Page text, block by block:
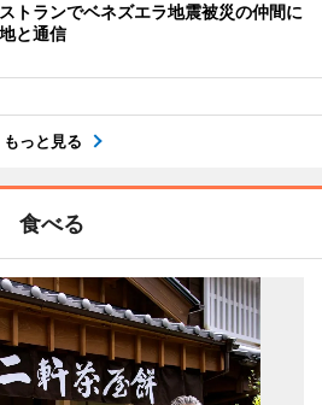
トランでベネズエラ地震被災の仲間に
と通信
もっと見る
食べる